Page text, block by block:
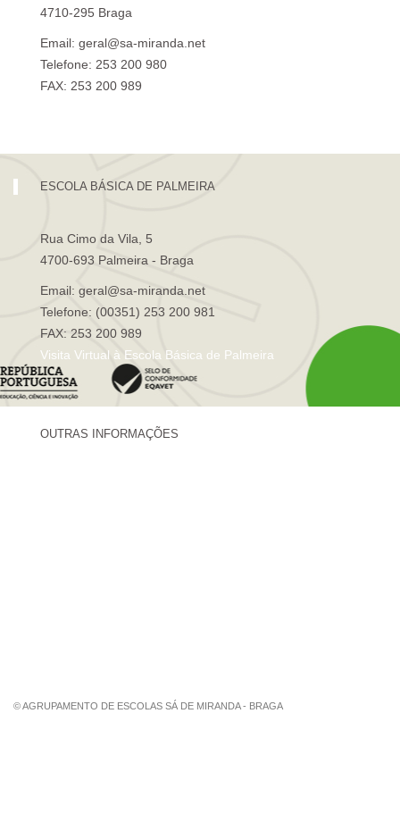
4710-295 Braga
Email: geral@sa-miranda.net
Telefone: 253 200 980
FAX: 253 200 989
ESCOLA BÁSICA DE PALMEIRA
Rua Cimo da Vila, 5
4700-693 Palmeira - Braga
Email: geral@sa-miranda.net
Telefone: (00351) 253 200 981
FAX: 253 200 989
Visita Virtual à Escola Básica de Palmeira
OUTRAS INFORMAÇÕES
© AGRUPAMENTO DE ESCOLAS SÁ DE MIRANDA - BRAGA